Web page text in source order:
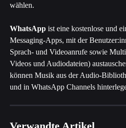
wählen.
WhatsApp ist eine kostenlose und
Messaging-Apps, mit der
Sprach- und Videoanrufe sowie
Videos und Audiodateien)
können Musik aus der Audio-
und in WhatsApp Channels